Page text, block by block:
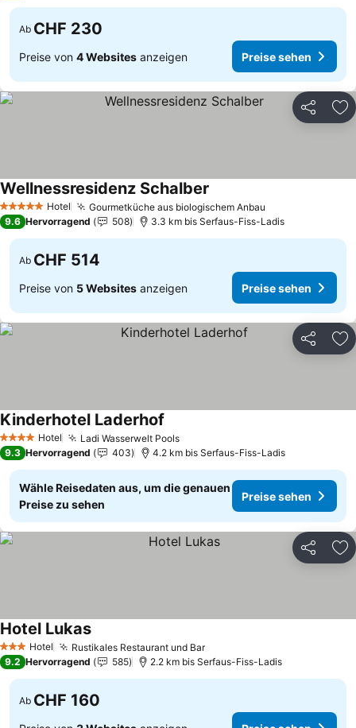
Ab CHF 230
Preise von 4 Websites anzeigen Preise sehen
Teilen
5 Sterne Hotel Gourmetküche aus biologischem Anbau
Wellnessresidenz Schalber
9.6 Hervorragend 508 3.3 km bis Serfaus-Fiss-Ladis
Ab CHF 514
Preise von 5 Websites anzeigen Preise sehen
Teilen
4 Sterne Hotel Ladi Wasserwelt Pools
Kinderhotel Laderhof
9.3 Hervorragend 403 4.2 km bis Serfaus-Fiss-Ladis
Wähle Reisedaten aus, um die genauen
Preise zu sehen
Preise sehen
Teilen
3 SterneHotel Rustikales Restaurant und Bar
Hotel Lukas
9.2 Hervorragend 585 2.2 km bis Serfaus-Fiss-Ladis
Ab CHF 160